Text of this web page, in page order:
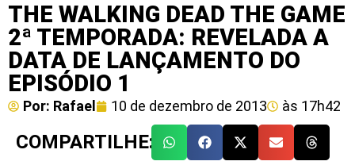
THE WALKING DEAD THE GAME
2ª TEMPORADA: REVELADA A
DATA DE LANÇAMENTO DO
EPISÓDIO 1
Por: Rafael 10 de dezembro de 2013 às 17h42
COMPARTILHE: